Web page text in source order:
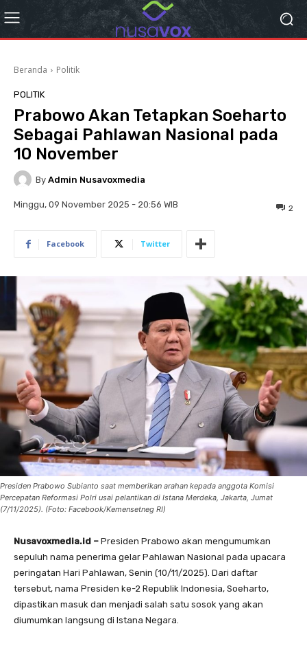
Beranda Politik
POLITIK
Prabowo Akan Tetapkan Soeharto
Sebagai Pahlawan Nasional pada
10 November
By Admin Nusavoxmedia
Minggu, 09 November 2025 - 20:56 WIB 2
Facebook Twitter
Presiden Prabowo Subianto saat memberikan arahan kepada anggota Komisi
Percepatan Reformasi Polri usai pelantikan di Istana Merdeka, Jakarta, Jumat
(7/11/2025). (Foto: Facebook/Kemensetneg RI)
Nusavoxmedia.id – Presiden Prabowo akan mengumumkan
sepuluh nama penerima gelar Pahlawan Nasional pada upacara
peringatan Hari Pahlawan, Senin (10/11/2025). Dari daftar
tersebut, nama Presiden ke-2 Republik Indonesia, Soeharto,
dipastikan masuk dan menjadi salah satu sosok yang akan
diumumkan langsung di Istana Negara.